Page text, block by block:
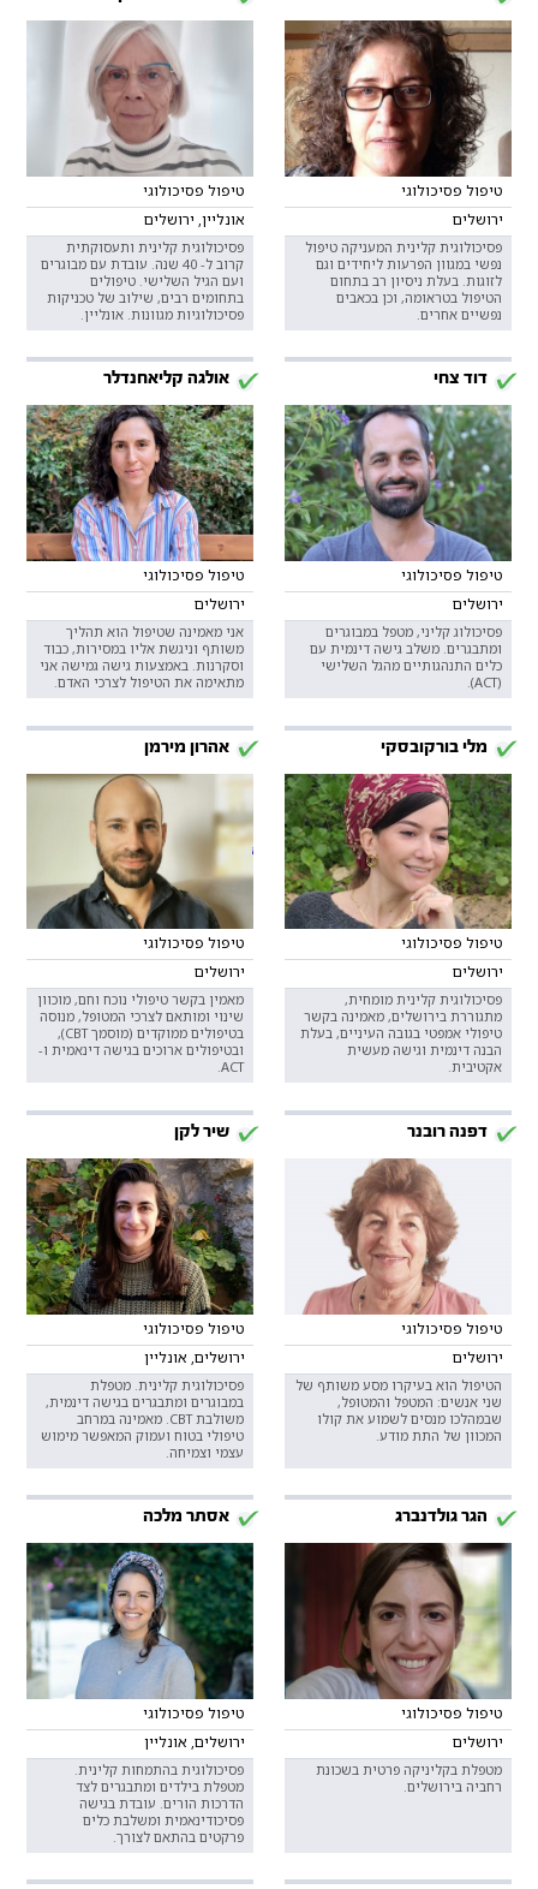
טיפול פסיכולוגי
ירושלים
פסיכולוגית קלינית המעניקה טיפול
נפשי במגוון הפרעות ליחידים וגם
לזוגות. בעלת ניסיון רב בתחום
הטיפול בטראומה, וכן בכאבים
נפשיים אחרים.
טיפול פסיכולוגי
אונליין, ירושלים
פסיכולוגית קלינית ותעסוקתית
קרוב ל- 40 שנה. עובדת עם מבוגרים
ועם הגיל השלישי. טיפולים
בתחומים רבים, שילוב של טכניקות
פסיכולוגיות מגוונות. אונליין.
דוד צחי
טיפול פסיכולוגי
ירושלים
פסיכולוג קליני, מטפל במבוגרים
ומתבגרים. משלב גישה דינמית עם
כלים התנהגותיים מהגל השלישי
(ACT).
אולגה קליאחנדלר
טיפול פסיכולוגי
ירושלים
אני מאמינה שטיפול הוא תהליך
משותף וניגשת אליו במסירות, כבוד
וסקרנות. באמצעות גישה גמישה אני
מתאימה את הטיפול לצרכי האדם.
מלי בורקובסקי
טיפול פסיכולוגי
ירושלים
פסיכולוגית קלינית מומחית,
מתגוררת בירושלים, מאמינה בקשר
טיפולי אמפטי בגובה העיניים, בעלת
הבנה דינמית וגישה מעשית
אקטיבית.
אהרון מירמן
טיפול פסיכולוגי
ירושלים
מאמין בקשר טיפולי נוכח וחם, מוכוון
שינוי ומותאם לצרכי המטופל, מנוסה
בטיפולים ממוקדים (מוסמך CBT),
ובטיפולים ארוכים בגישה דינאמית ו-
ACT.
דפנה רובנר
טיפול פסיכולוגי
ירושלים
הטיפול הוא בעיקרו מסע משותף של
שני אנשים: המטפל והמטופל,
שבמהלכו מנסים לשמוע את קולו
המכוון של התת מודע.
שיר לקן
טיפול פסיכולוגי
ירושלים, אונליין
פסיכולוגית קלינית. מטפלת
במבוגרים ומתבגרים בגישה דינמית,
משולבת CBT. מאמינה במרחב
טיפולי בטוח ועמוק המאפשר מימוש
עצמי וצמיחה.
הגר גולדנברג
טיפול פסיכולוגי
ירושלים
מטפלת בקליניקה פרטית בשכונת
רחביה בירושלים.
אסתר מלכה
טיפול פסיכולוגי
ירושלים, אונליין
פסיכולוגית בהתמחות קלינית.
מטפלת בילדים ומתבגרים לצד
הדרכות הורים. עובדת בגישה
פסיכודינאמית ומשלבת כלים
פרקטים בהתאם לצורך.